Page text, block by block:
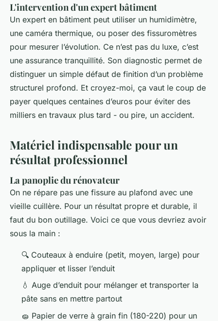
L'intervention d'un expert bâtiment
Un expert en bâtiment peut utiliser un humidimètre,
une caméra thermique, ou poser des fissuromètres
pour mesurer l’évolution. Ce n’est pas du luxe, c’est
une assurance tranquillité. Son diagnostic permet de
distinguer un simple défaut de finition d’un problème
structurel profond. Et croyez-moi, ça vaut le coup de
payer quelques centaines d’euros pour éviter des
milliers en travaux plus tard - ou pire, un accident.
Matériel indispensable pour un
résultat professionnel
La panoplie du rénovateur
On ne répare pas une fissure au plafond avec une
vieille cuillère. Pour un résultat propre et durable, il
faut du bon outillage. Voici ce que vous devriez avoir
sous la main :
🔍 Couteaux à enduire (petit, moyen, large) pour
appliquer et lisser l’enduit
💧 Auge d’enduit pour mélanger et transporter la
pâte sans en mettre partout
🧽 Papier de verre à grain fin (180-220) pour un